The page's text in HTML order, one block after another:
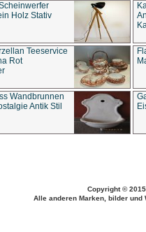
Holz Stativ
Teeservice
Rot
Wandbrunnen
Antik Stil
Copyright ©
Alle anderen Marken, bilder und